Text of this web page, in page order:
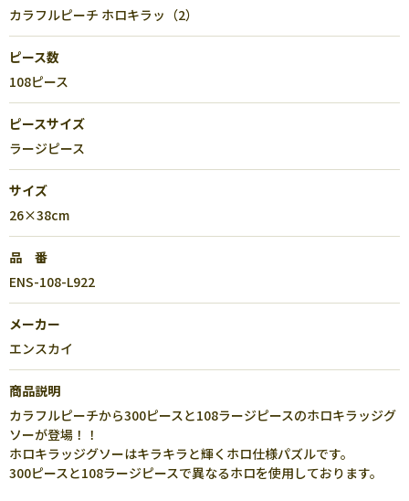
カラフルピーチ ホロキラッ（2）
ピース数
108ピース
ピースサイズ
ラージピース
サイズ
26×38cm
品 番
ENS-108-L922
メーカー
エンスカイ
商品説明
カラフルピーチから300ピースと108ラージピースのホロキラッジグ
ソーが登場！！
ホロキラッジグソーはキラキラと輝くホロ仕様パズルです。
300ピースと108ラージピースで異なるホロを使用しております。